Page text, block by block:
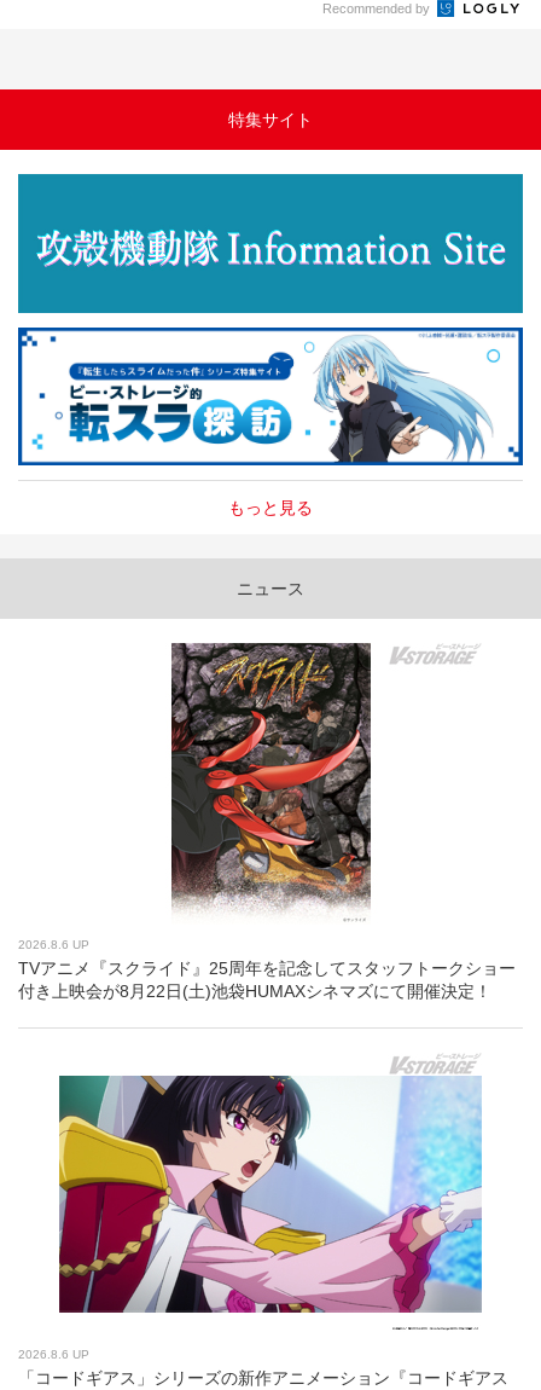
Recommended by
特集サイト
もっと見る
ニュース
2026.8.6 UP
TVアニメ『スクライド』25周年を記念してスタッフトークショー
付き上映会が8月22日(土)池袋HUMAXシネマズにて開催決定！
2026.8.6 UP
「コードギアス」シリーズの新作アニメーション『コードギアス